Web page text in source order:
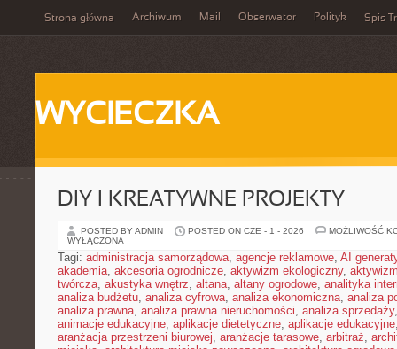
Strona główna Archiwum Mail Obserwator Polityk Spis
WYCIECZKA
DIY I KREATYWNE PROJEKTY
POSTED BY ADMIN POSTED ON CZE - 1 - 2026
MOŻLIWOŚĆ
WYŁĄCZONA
Tagi: administracja samorządowa, agencje reklamowe, AI
akademia, akcesoria ogrodnicze, aktywizm ekologiczny,
twórcza, akustyka wnętrz, altana, altany ogrodowe, analityka
analiza budżetu, analiza cyfrowa, analiza ekonomiczna, analiza
analiza prawna, analiza prawna nieruchomości, analiza sprzedaży
animacje edukacyjne, aplikacje dietetyczne, aplikacje edukacyjne
aranżacja przestrzeni biurowej, aranżacje tarasowe, arbitraż,